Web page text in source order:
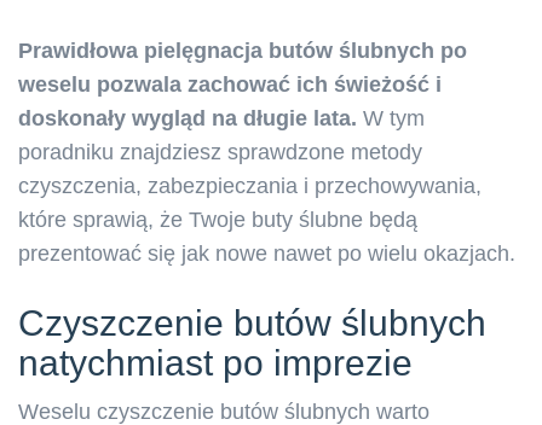
Prawidłowa pielęgnacja butów ślubnych po
weselu pozwala zachować ich świeżość i
doskonały wygląd na długie lata. W tym
poradniku znajdziesz sprawdzone metody
czyszczenia, zabezpieczania i przechowywania,
które sprawią, że Twoje buty ślubne będą
prezentować się jak nowe nawet po wielu okazjach.
Czyszczenie butów ślubnych
natychmiast po imprezie
Weselu czyszczenie butów ślubnych warto